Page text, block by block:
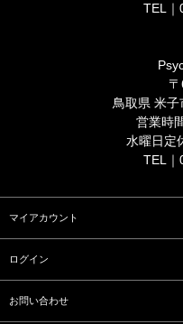
TEL｜
鳥取県 米
営業時
水曜日定
TEL｜
マイアカウント
ログイン
お問い合わせ